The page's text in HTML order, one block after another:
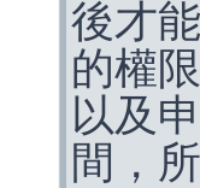
後才
的權
以及
間，